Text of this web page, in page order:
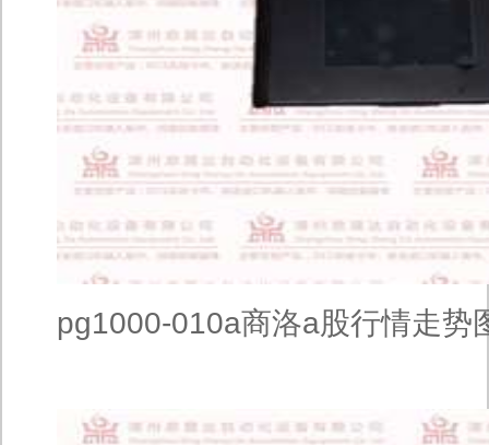
pg1000-010a商洛a股行情走势